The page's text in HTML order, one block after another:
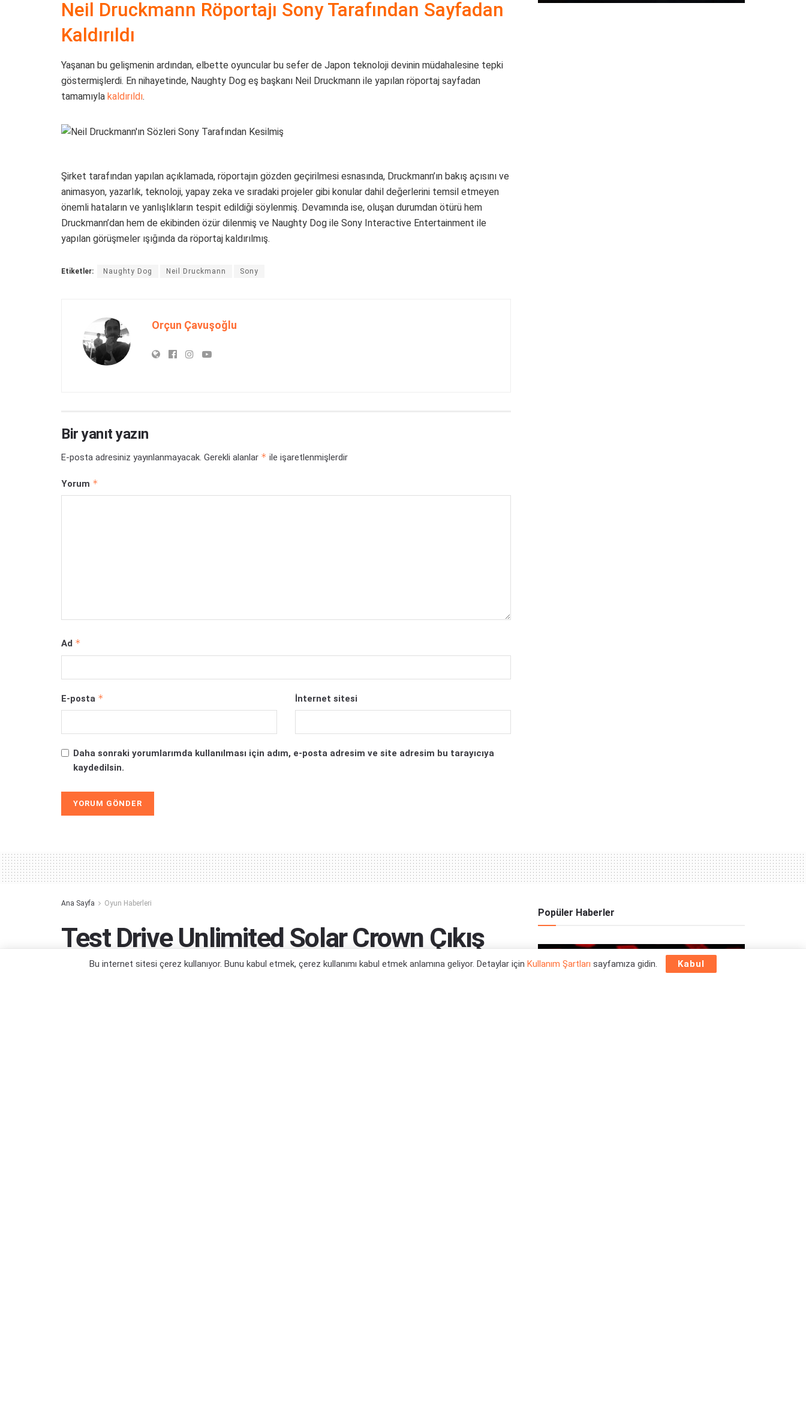
Neil Druckmann Röportajı Sony Tarafından Sayfadan
Kaldırıldı
Yaşanan bu gelişmenin ardından, elbette oyuncular bu sefer de Japon teknoloji devinin müdahalesine tepki
göstermişlerdi. En nihayetinde, Naughty Dog eş başkanı Neil Druckmann ile yapılan röportaj sayfadan
tamamıyla kaldırıldı.
Şirket tarafından yapılan açıklamada, röportajın gözden geçirilmesi esnasında, Druckmann’ın bakış açısını ve
animasyon, yazarlık, teknoloji, yapay zeka ve sıradaki projeler gibi konular dahil değerlerini temsil etmeyen
önemli hataların ve yanlışlıkların tespit edildiği söylenmiş. Devamında ise, oluşan durumdan ötürü hem
Druckmann’dan hem de ekibinden özür dilenmiş ve Naughty Dog ile Sony Interactive Entertainment ile
yapılan görüşmeler ışığında da röportaj kaldırılmış.
Etiketler: Naughty Dog Neil Druckmann Sony
Orçun Çavuşoğlu
Bir yanıt yazın
E-posta adresiniz yayınlanmayacak. Gerekli alanlar * ile işaretlenmişlerdir
Yorum *
Ad *
E-posta * İnternet sitesi
Daha sonraki yorumlarımda kullanılması için adım, e-posta adresim ve site adresim bu tarayıcıya
kaydedilsin.
Ana Sayfa Oyun Haberleri
Test Drive Unlimited Solar Crown Çıkış
Tarihi Açıklandı!
Popüler Haberler
Bu internet sitesi çerez kullanıyor. Bunu kabul etmek, çerez kullanımı kabul etmek anlamına geliyor. Detaylar için Kullanım Şartları sayfamıza gidin. Kabul